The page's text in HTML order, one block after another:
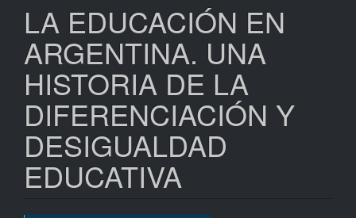
LA EDUCACIÓN EN
ARGENTINA. UNA
HISTORIA DE LA
DIFERENCIACIÓN Y
DESIGUALDAD
EDUCATIVA